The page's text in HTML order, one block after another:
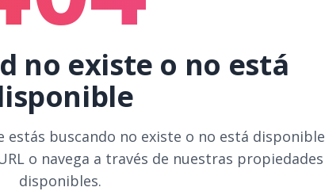
no existe o no está
estás buscando no existe o no está disponible
o navega a través de nuestras propiedades
disponibles.